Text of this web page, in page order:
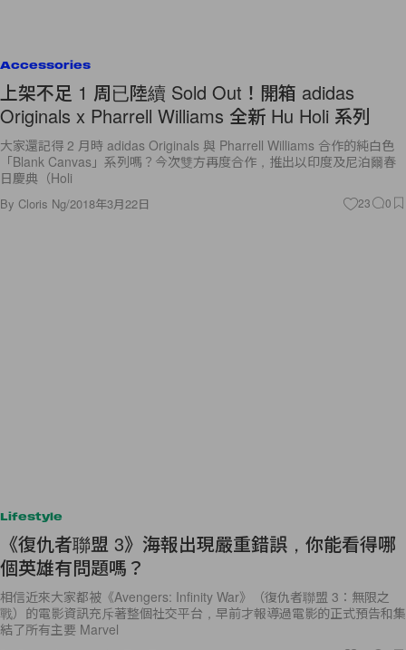
Accessories
上架不足 1 周已陸續 Sold Out！開箱 adidas
Originals x Pharrell Williams 全新 Hu Holi 系列
大家還記得 2 月時 adidas Originals 與 Pharrell Williams 合作的純白色
「Blank Canvas」系列嗎？今次雙方再度合作，推出以印度及尼泊爾春
日慶典（Holi
By Cloris Ng/2018年3月22日 23 0
Lifestyle
《復仇者聯盟 3》海報出現嚴重錯誤，你能看得哪
個英雄有問題嗎？
相信近來大家都被《Avengers: Infinity War》（復仇者聯盟 3：無限之
戰）的電影資訊充斥著整個社交平台，早前才報導過電影的正式預告和集
結了所有主要 Marvel